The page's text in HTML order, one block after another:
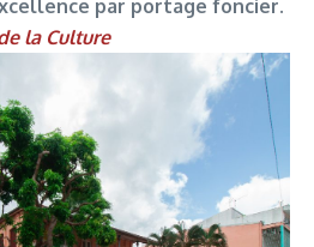
par portage foncier.
la Culture